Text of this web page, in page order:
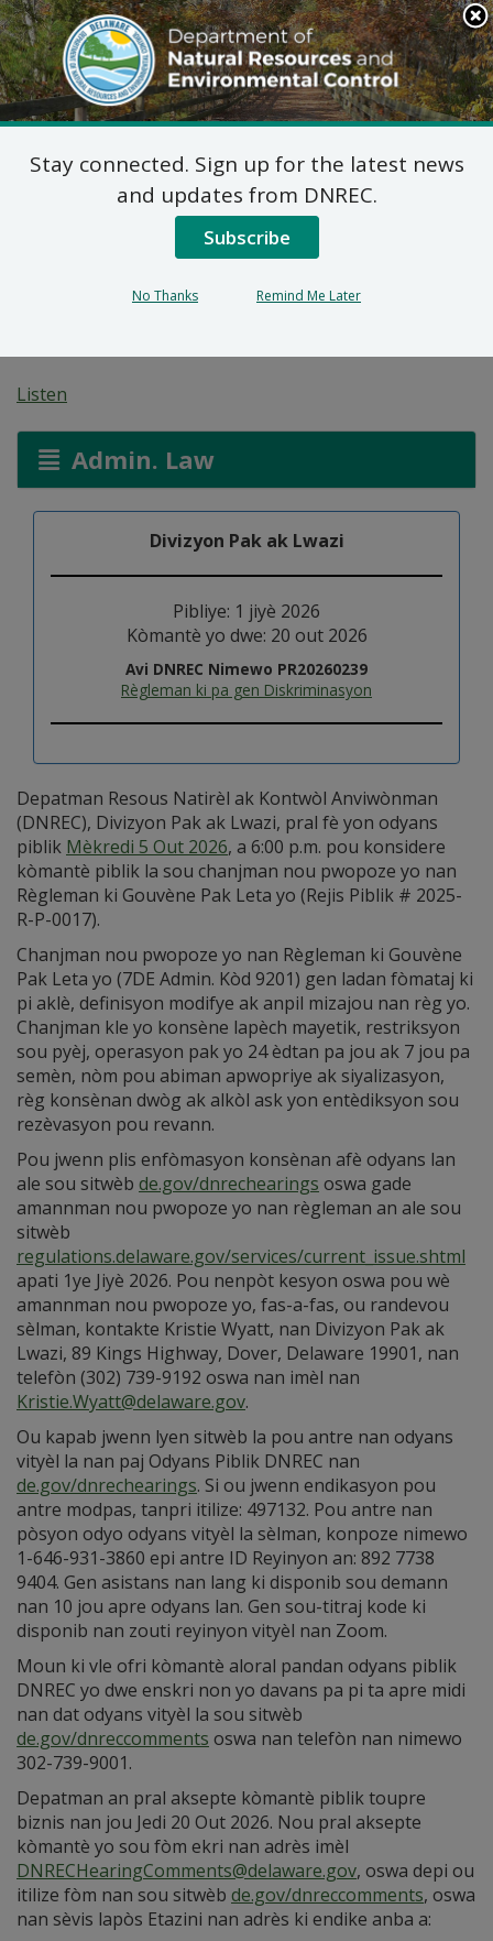
Search
This
Site
DNREC Menu
Avi pou fè Konnen Pral
Gen Odyans Piblik:
Règleman ki Gouvène
Listen
Admin. Law
Divizyon Pak ak Lwazi
Pibliye: 1 jiyè 2026
Kòmantè yo dwe: 20 out 2026
Avi DNREC Nimewo PR20260239
Règleman ki pa gen Diskriminasyon
Depatman Resous Natirèl ak Kontwòl Anviwònman
(DNREC), Divizyon Pak ak Lwazi, pral fè yon odyans
piblik Mèkredi 5 Out 2026, a 6:00 p.m. pou konsidere
kòmantè piblik la sou chanjman nou pwopoze yo nan
Règleman ki Gouvène Pak Leta yo (Rejis Piblik # 2025-
R-P-0017).
Chanjman nou pwopoze yo nan Règleman ki Gouvène
Pak Leta yo (7DE Admin. Kòd 9201) gen ladan fòmataj ki
pi aklè, definisyon modifye ak anpil mizajou nan règ yo.
Chanjman kle yo konsène lapèch mayetik, restriksyon
sou pyèj, operasyon pak yo 24 èdtan pa jou ak 7 jou pa
semèn, nòm pou abiman apwopriye ak siyalizasyon,
règ konsènan dwòg ak alkòl ask yon entèdiksyon sou
rezèvasyon pou revann.
Pou jwenn plis enfòmasyon konsènan afè odyans lan
ale sou sitwèb de.gov/dnrechearings oswa gade
amannman nou pwopoze yo nan règleman an ale sou
sitwèb
regulations.delaware.gov/services/current_issue.shtml
apati 1ye Jiyè 2026. Pou nenpòt kesyon oswa pou wè
amannman nou pwopoze yo, fas-a-fas, ou randevou
sèlman, kontakte Kristie Wyatt, nan Divizyon Pak ak
Lwazi, 89 Kings Highway, Dover, Delaware 19901, nan
telefòn (302) 739-9192 oswa nan imèl nan
Kristie.Wyatt@delaware.gov.
Ou kapab jwenn lyen sitwèb la pou antre nan odyans
vityèl la nan paj Odyans Piblik DNREC nan
de.gov/dnrechearings. Si ou jwenn endikasyon pou
antre modpas, tanpri itilize: 497132. Pou antre nan
pòsyon odyo odyans vityèl la sèlman, konpoze nimewo
1-646-931-3860 epi antre ID Reyinyon an: 892 7738
9404. Gen asistans nan lang ki disponib sou demann
nan 10 jou apre odyans lan. Gen sou-titraj kode ki
disponib nan zouti reyinyon vityèl nan Zoom.
Moun ki vle ofri kòmantè aloral pandan odyans piblik
DNREC yo dwe enskri non yo davans pa pi ta apre midi
nan dat odyans vityèl la sou sitwèb
de.gov/dnreccomments oswa nan telefòn nan nimewo
302-739-9001.
Depatman an pral aksepte kòmantè piblik toupre
biznis nan jou Jedi 20 Out 2026. Nou pral aksepte
kòmantè yo sou fòm ekri nan adrès imèl
DNRECHearingComments@delaware.gov, oswa depi ou
itilize fòm nan sou sitwèb de.gov/dnreccomments, oswa
nan sèvis lapòs Etazini nan adrès ki endike anba a:
Stay connected. Sign up for the latest news
and updates from DNREC.
Subscribe
No Thanks Remind Me Later